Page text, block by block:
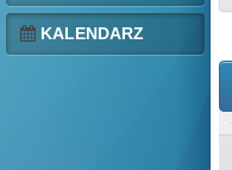
KALENDARZ